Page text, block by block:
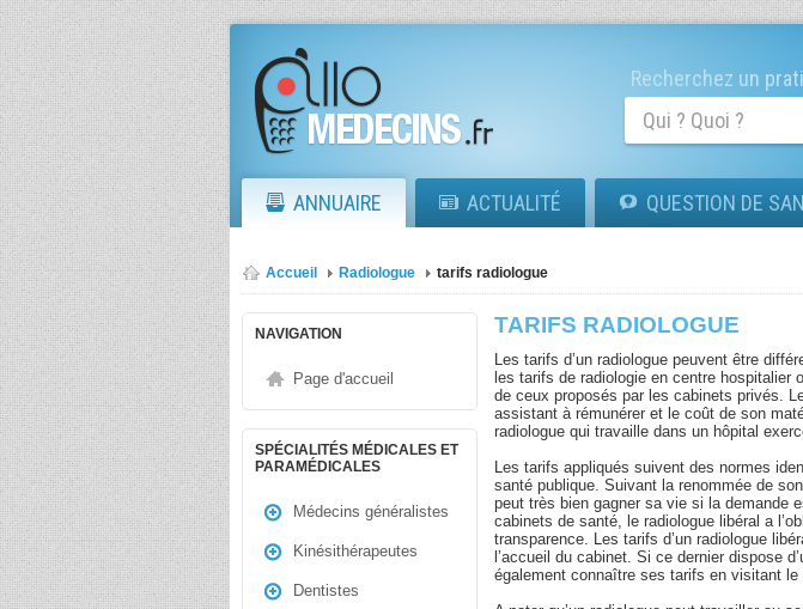
Recherchez un
ANNUAIRE ACTUALITÉ QUESTION DE
Accueil Radiologue tarifs radiologue
NAVIGATION
Page d'accueil
SPÉCIALITÉS MÉDICALES ET
PARAMÉDICALES
Médecins généralistes
Kinésithérapeutes
Dentistes
TARIFS RADIOLOGUE
Les tarifs d’un radiologue peuvent être
les tarifs de radiologie en centre hospitalier
de ceux proposés par les cabinets privés.
assistant à rémunérer et le coût de son
radiologue qui travaille dans un hôpital
Les tarifs appliqués suivent des normes
santé publique. Suivant la renommée de
peut très bien gagner sa vie si la demande
cabinets de santé, le radiologue libéral a
transparence. Les tarifs d’un radiologue
l’accueil du cabinet. Si ce dernier dispose
également connaître ses tarifs en visitant le